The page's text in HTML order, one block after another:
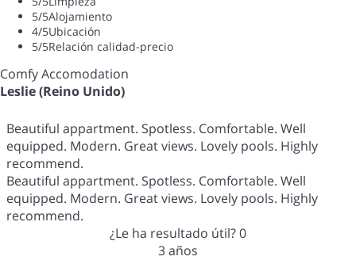
5/5Alojamiento
4/5Ubicación
5/5Relación calidad-precio
Comfy Accomodation
Leslie (Reino Unido)
Beautiful appartment. Spotless. Comfortable. Well
equipped. Modern. Great views. Lovely pools. Highly
recommend.
Beautiful appartment. Spotless. Comfortable. Well
equipped. Modern. Great views. Lovely pools. Highly
recommend.
¿Le ha resultado útil?0
3 años